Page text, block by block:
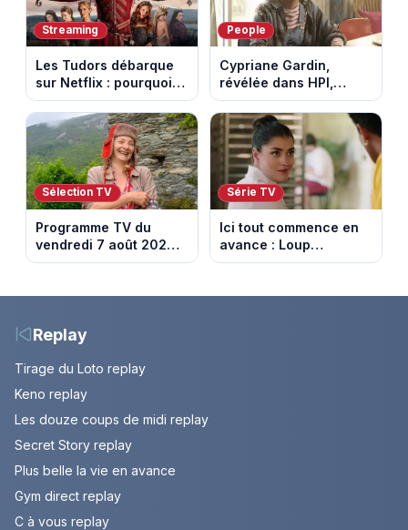
Streaming
Les Tudors débarque
sur Netflix : pourquoi la
série n’a rien perdu de
son pouvoir
People
Cypriane Gardin,
révélée dans HPI,
lance une cagnotte
après des difficultés
financières
Sélection TV
Programme TV du
vendredi 7 août 2026 :
notre sélection pour
Série TV
Ici tout commence en
avance : Loup
découvre la trahison
10 août 2026 (spoiler)
Replay
Tirage du Loto replay
Keno replay
Les douze coups de midi replay
Secret Story replay
Plus belle la vie en avance
Gym direct replay
C à vous replay